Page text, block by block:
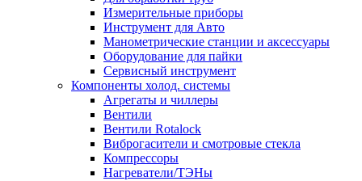
Измерительные приборы
Инструмент для Авто
Манометрические станции и аксессуары
Оборудование для пайки
Сервисный инструмент
Компоненты холод. системы
Агрегаты и чиллеры
Вентили
Вентили Rotalock
Виброгасители и смотровые стекла
Компрессоры
Нагреватели/ТЭНы